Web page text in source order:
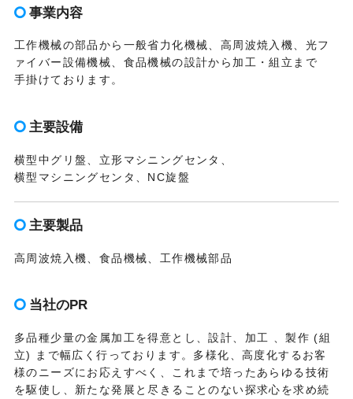
事業内容
工作機械の部品から一般省力化機械、高周波焼入機、光フ
ァイバー設備機械、食品機械の設計から加工・組立まで
手掛けております。
主要設備
横型中グリ盤、立形マシニングセンタ、
横型マシニングセンタ、NC旋盤
主要製品
高周波焼入機、食品機械、工作機械部品
当社のPR
多品種少量の金属加工を得意とし、設計、加工 、製作 (組
立) まで幅広く行っております。多様化、高度化するお客
様のニーズにお応えすべく、これまで培ったあらゆる技術
を駆使し、新たな発展と尽きることのない探求心を求め続